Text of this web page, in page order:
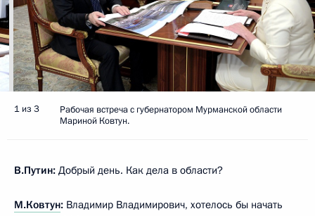
1 из 3
Рабочая встреча с губернатором Мурманской области
Мариной Ковтун.
В.Путин: Добрый день. Как дела в области?
М.Ковтун: Владимир Владимирович, хотелось бы начать